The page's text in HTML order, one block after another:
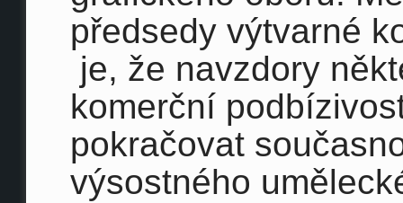
předsedy výtvarné
je, že navzdory
komerční
pokračovat
výsostného